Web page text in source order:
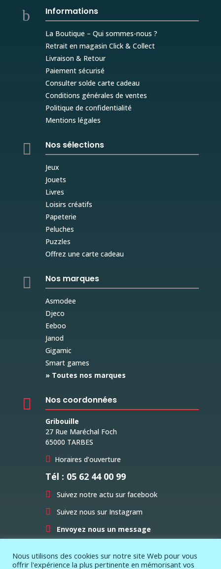
b Informations
La Boutique – Qui sommes-nous ?
Retrait en magasin Click & Collect
Livraison & Retour
Paiement sécurisé
Consulter solde carte cadeau
Conditions générales de ventes
Politique de confidentialité
Mentions légales
 Nos sélections
Jeux
Jouets
Livres
Loisirs créatifs
Papeterie
Peluches
Puzzles
Offrez une carte cadeau
 Nos marques
Asmodee
Djeco
Eeboo
Janod
Gigamic
Smart games
» Toutes nos marques
 Nos coordonnées
Gribouille
27 Rue Maréchal Foch
65000 TARBES
 Horaires d’ouverture
Tél : 05 62 44 00 99
 Suivez notre actu sur facebook
 Suivez nous sur Instagram
 Envoyez nous un message
Nous utilisons des cookies sur notre site Web pour vous
offrir l'expérience la plus pertinente en mémorisant vos